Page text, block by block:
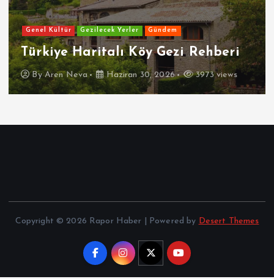
Genel Kültür Gezilecek Yerler Gündem
Türkiye Haritalı Köy Gezi Rehberi
ByAren Neva Haziran 30, 2026 3973 views
Copyright © 2026 Rapor Haber | Powered by Desert Themes